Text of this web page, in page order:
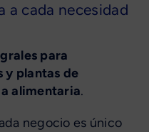
a cada necesidad
para
y plantas de
alimentaria.
negocio es único